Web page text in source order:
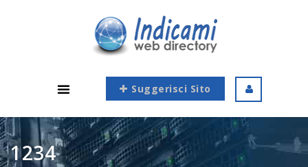
Suggerisci Sito
1234